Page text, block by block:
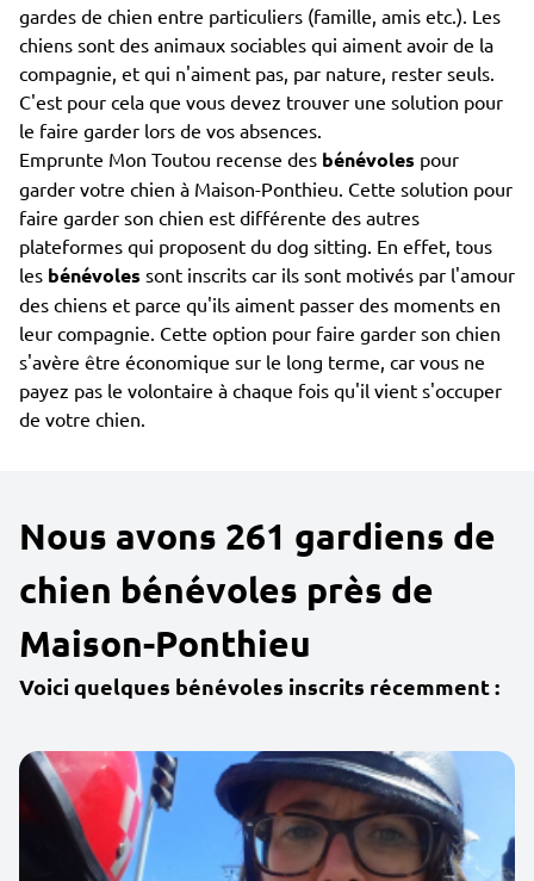
gardes de chien entre particuliers (famille, amis etc.). Les
chiens sont des animaux sociables qui aiment avoir de la
compagnie, et qui n'aiment pas, par nature, rester seuls.
C'est pour cela que vous devez trouver une solution pour
le faire garder lors de vos absences.
Emprunte Mon Toutou recense des bénévoles pour
garder votre chien à Maison-Ponthieu. Cette solution pour
faire garder son chien est différente des autres
plateformes qui proposent du dog sitting. En effet, tous
les bénévoles sont inscrits car ils sont motivés par l'amour
des chiens et parce qu'ils aiment passer des moments en
leur compagnie. Cette option pour faire garder son chien
s'avère être économique sur le long terme, car vous ne
payez pas le volontaire à chaque fois qu'il vient s'occuper
de votre chien.
Nous avons 261 gardiens de
chien bénévoles près de
Maison-Ponthieu
Voici quelques bénévoles inscrits récemment :